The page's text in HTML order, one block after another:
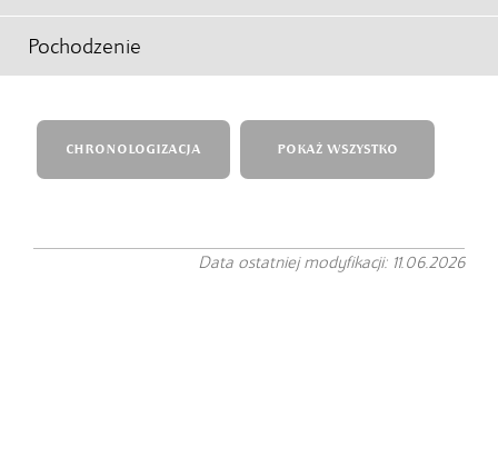
Pochodzenie
CHRONOLOGIZACJA POKAŻ WSZYSTKO
Data ostatniej modyfikacji: 11.06.2026